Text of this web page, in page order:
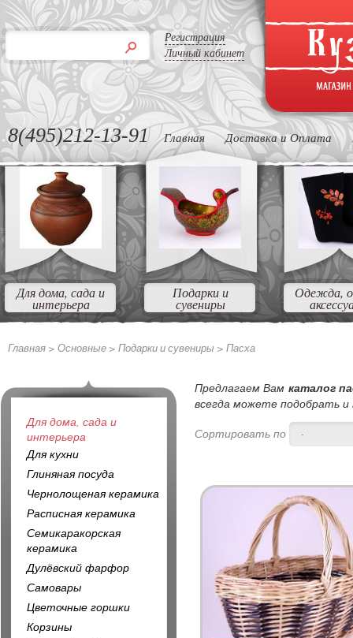
Регистрация
Личный кабинет
8(495)212-13-91 Главная Доставка и Оплата
Для дома, сада и
интерьера
Подарки и
сувениры
Одежда,
Главная > Основные > Подарки и сувениры > Пасха
Предлагаем Вам каталог
всегда можете подобрать и
Сортировать по
-
Для дома, сада и
интерьера
Для кухни
Глиняная посуда
Чернолощеная керамика
Расписная керамика
Семикаракорская
керамика
Дулёвский фарфор
Самовары
Цветочные горшки
Корзины